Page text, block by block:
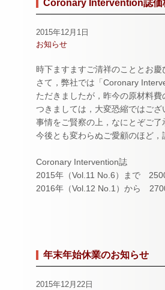
Coronary Intervention誌価
2015年12月1日
お知らせ
時下ますますご清祥のこととお
さて，弊社では「Coronary
ただきましたが，昨今の原材料
つきましては，大変恐縮ではござ
事情をご賢察の上，なにとぞご了
今後とも変わらぬご愛顧のほど，
Coronary Intervention誌
2015年（Vol.11 No.6）まで
2016年（Vol.12 No.1）から
年末年始休業のお知らせ
2015年12月22日